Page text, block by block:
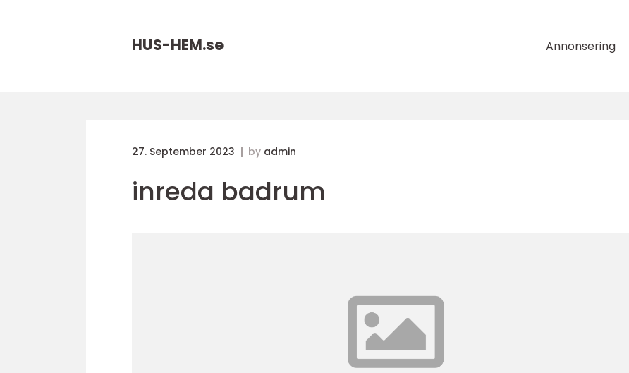
HUS-HEM.se Annonsering
27. September 2023 by admin
inreda badrum